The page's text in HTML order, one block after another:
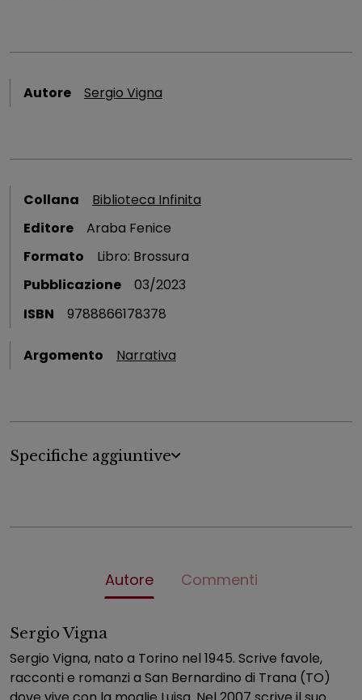
Autore Sergio Vigna
Collana
Biblioteca Infinita
Editore
Araba Fenice
Formato
Libro: Brossura
Pubblicazione
03/2023
ISBN
9788866178378
Argomento Narrativa
Specifiche aggiuntive
Autore Commenti
Sergio Vigna
Sergio Vigna, nato a Torino nel 1945. Scrive favole,
racconti e romanzi a San Bernardino di Trana (TO)